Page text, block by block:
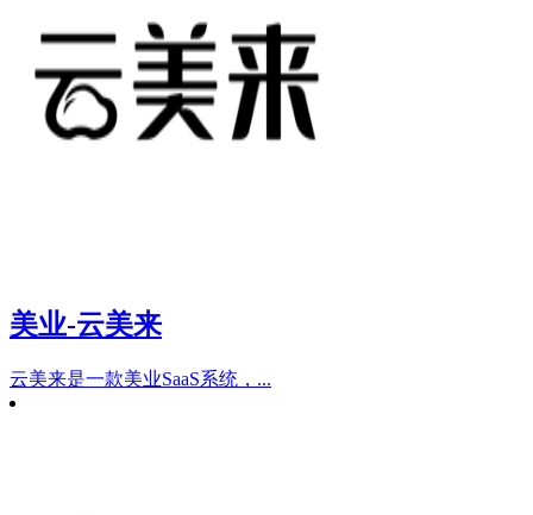
美业-云美来
云美来是一款美业SaaS系统，...